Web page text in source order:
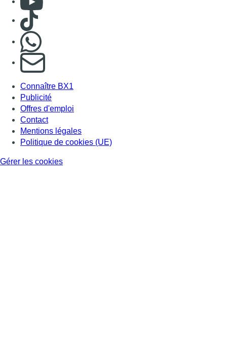
Consulter TikTok
S'abonner à notre newsletter
Connaître BX1
Publicité
Offres d'emploi
Contact
Mentions légales
Politique de cookies (UE)
Gérer les cookies